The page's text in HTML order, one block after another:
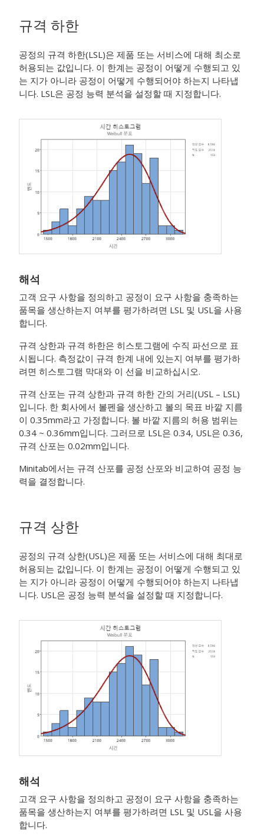
규격 하한
공정의 규격 하한(LSL)은 제품 또는 서비스에 대해 최소로
허용되는 값입니다. 이 한계는 공정이 어떻게 수행되고 있
는 지가 아니라 공정이 어떻게 수행되어야 하는지 나타냅
니다. LSL은 공정 능력 분석을 설정할 때 지정합니다.
해석
고객 요구 사항을 정의하고 공정이 요구 사항을 충족하는
품목을 생산하는지 여부를 평가하려면 LSL 및 USL을 사용
합니다.
규격 상한과 규격 하한은 히스토그램에 수직 파선으로 표
시됩니다. 측정값이 규격 한계 내에 있는지 여부를 평가하
려면 히스토그램 막대와 이 선을 비교하십시오.
규격 산포는 규격 상한과 규격 하한 간의 거리(USL – LSL)
입니다. 한 회사에서 볼펜을 생산하고 볼의 목표 바깥 지름
이 0.35mm라고 가정합니다. 볼 바깥 지름의 허용 범위는
0.34 ~ 0.36mm입니다. 그러므로 LSL은 0.34, USL은 0.36,
규격 산포는 0.02mm입니다.
Minitab에서는 규격 산포를 공정 산포와 비교하여 공정 능
력을 결정합니다.
규격 상한
공정의 규격 상한(USL)은 제품 또는 서비스에 대해 최대로
허용되는 값입니다. 이 한계는 공정이 어떻게 수행되고 있
는 지가 아니라 공정이 어떻게 수행되어야 하는지 나타냅
니다. USL은 공정 능력 분석을 설정할 때 지정합니다.
해석
고객 요구 사항을 정의하고 공정이 요구 사항을 충족하는
품목을 생산하는지 여부를 평가하려면 LSL 및 USL을 사용
합니다.